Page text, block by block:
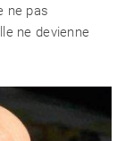
ne pas
ne devienne